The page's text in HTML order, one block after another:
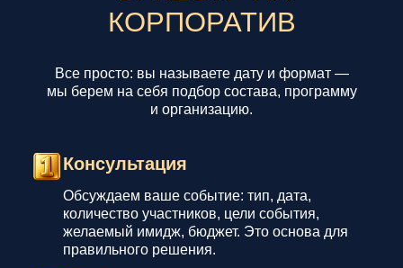
Все просто: вы называете дату и формат —
мы берем на себя подбор состава, программу
и организацию.
КОРПОРАТИВ
Консультация
Обсуждаем ваше событие: тип, дата,
количество участников, цели события,
желаемый имидж, бюджет. Это основа для
правильного решения.